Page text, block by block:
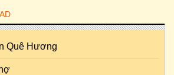
Quê Hương